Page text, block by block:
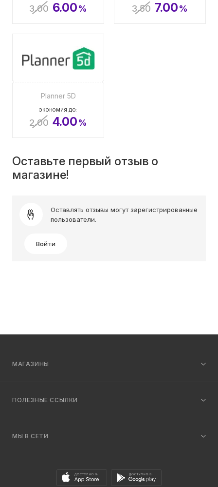
3.00 6.00% 3.50 7.00%
Planner 5D
ЭКОНОМИЯ ДО:
2.00 4.00%
Оставьте первый отзыв о
магазине!
Оставлять отзывы могут зарегистрированные
пользователи.
Войти
МАГАЗИНЫ
ПОЛЕЗНЫЕ ССЫЛКИ
МЫ В СЕТИ